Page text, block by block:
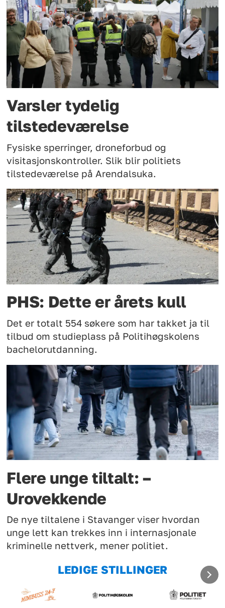
Varsler tydelig
tilstedeværelse
Fysiske sperringer, droneforbud og
visitasjonskontroller. Slik blir politiets
tilstedeværelse på Arendalsuka.
PHS: Dette er årets kull
Det er totalt 554 søkere som har takket ja til
tilbud om studieplass på Politihøgskolens
bachelorutdanning.
Flere unge tiltalt: –
Urovekkende
De nye tiltalene i Stavanger viser hvordan
unge lett kan trekkes inn i internasjonale
kriminelle nettverk, mener politiet.
LEDIGE STILLINGER